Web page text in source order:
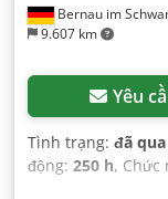
Bernau im
9.607 km
Yêu
Tình trạng: đã
động: 250 h, Chức